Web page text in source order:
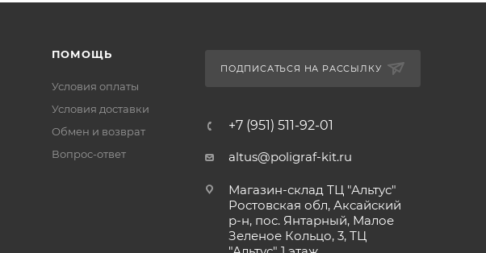
ПОМОЩЬ
Условия оплаты
Условия доставки
Обмен и возврат
Вопрос-ответ
ПОДПИСАТЬСЯ НА РАССЫЛКУ
+7 (951) 511-92-01
altus@poligraf-kit.ru
Магазин-склад ТЦ "Альтус"
Ростовская обл, Аксайский
р-н, пос. Янтарный, Малое
Зеленое Кольцо, 3, ТЦ